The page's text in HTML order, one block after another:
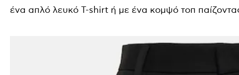
ένα απλό λευκό T-shirt ή με ένα κομψό τοπ